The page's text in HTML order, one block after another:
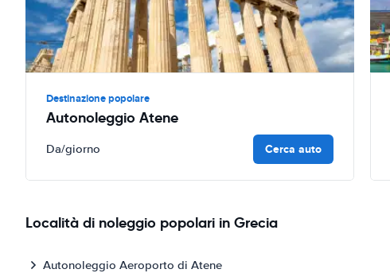
Destinazione popolare
Autonoleggio Atene
Da/giorno Cerca auto
Località di noleggio popolari in Grecia
Autonoleggio Aeroporto di Atene